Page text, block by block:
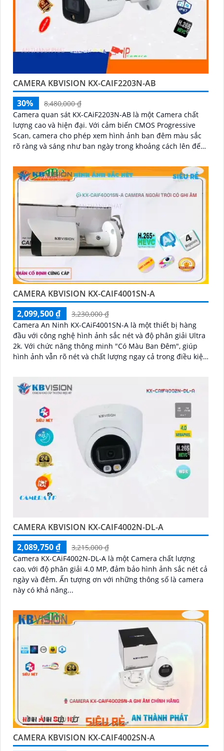
CAMERA KBVISION KX-CAIF2203N-AB
30%
8,480,000 ₫
Camera quan sát KX-CAiF2203N-AB là một Camera chất
lượng cao và hiện đại. Với cảm biến CMOS Progressive
Scan, camera cho phép xem hình ảnh ban đêm màu sắc
rõ ràng và sáng như ban ngày trong khoảng cách lên đến
CAMERA KBVISION KX-CAIF4001SN-A
2,099,500 ₫
3,230,000 ₫
Camera An Ninh KX-CAiF4001SN-A là một thiết bị hàng
đầu với công nghệ hình ảnh sắc nét và độ phân giải Ultra
2k. Với chức năng thông minh "Có Màu Ban Đêm", giúp
hình ảnh vẫn rõ nét và chất lượng ngay cả trong điều kiện
CAMERA KBVISION KX-CAIF4002N-DL-A
2,089,750 ₫
3,215,000 ₫
Camera KX-CAiF4002N-DL-A là một Camera chất lượng
cao, với độ phân giải 4.0 MP, đảm bảo hình ảnh sắc nét cả
ngày và đêm. Ấn tượng ơn với những thông số là camera
này có khả năng...
CAMERA KBVISION KX-CAIF4002SN-A